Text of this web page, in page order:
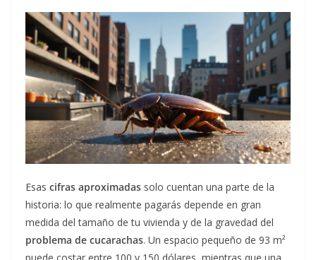
Esas cifras aproximadas solo cuentan una parte de la
historia: lo que realmente pagarás depende en gran
medida del tamaño de tu vivienda y de la gravedad del
problema de cucarachas. Un espacio pequeño de 93 m²